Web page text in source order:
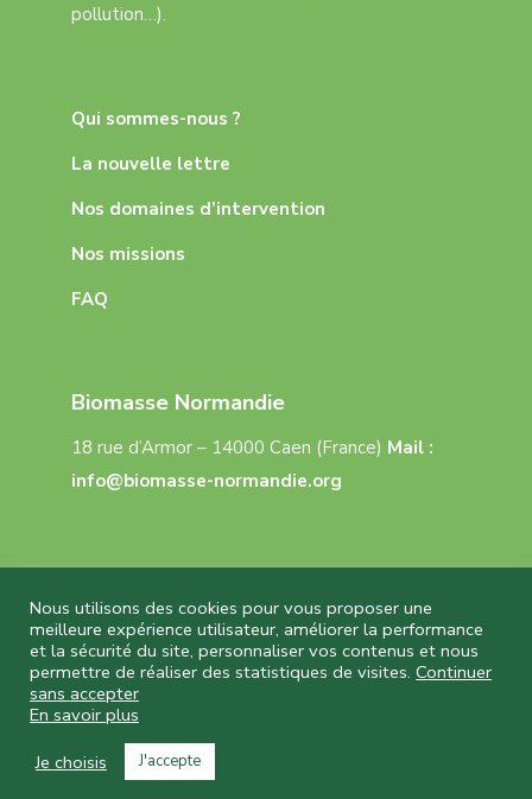
pollution…).
Qui sommes-nous ?
La nouvelle lettre
Nos domaines d’intervention
Nos missions
FAQ
Biomasse Normandie
18 rue d’Armor – 14000 Caen (France) Mail :
info@biomasse-normandie.org
Biomasse Normandie © 2026 Tous droits réservés
– RéalisationCapture Communication –
Mentions légales
Nous utilisons des cookies pour vous proposer une
meilleure expérience utilisateur, améliorer la performance
et la sécurité du site, personnaliser vos contenus et nous
permettre de réaliser des statistiques de visites. Continuer
sans accepter
En savoir plus
Je choisis
J'accepte